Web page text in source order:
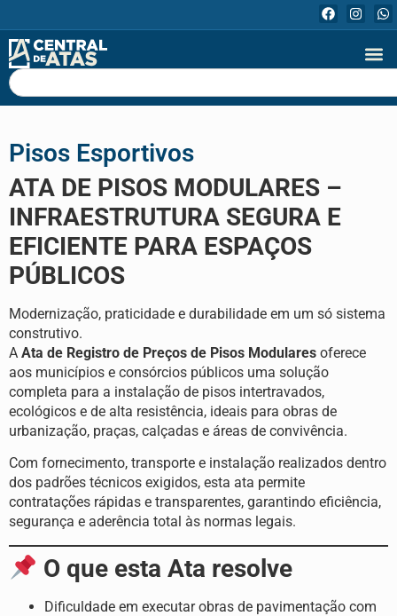
Pisos Esportivos
ATA DE PISOS MODULARES –
INFRAESTRUTURA SEGURA E
EFICIENTE PARA ESPAÇOS
PÚBLICOS
Modernização, praticidade e durabilidade em um só sistema
construtivo.
A Ata de Registro de Preços de Pisos Modulares oferece
aos municípios e consórcios públicos uma solução
completa para a instalação de pisos intertravados,
ecológicos e de alta resistência, ideais para obras de
urbanização, praças, calçadas e áreas de convivência.
Com fornecimento, transporte e instalação realizados dentro
dos padrões técnicos exigidos, esta ata permite
contratações rápidas e transparentes, garantindo eficiência,
segurança e aderência total às normas legais.
O que esta Ata resolve
Dificuldade em executar obras de pavimentação com